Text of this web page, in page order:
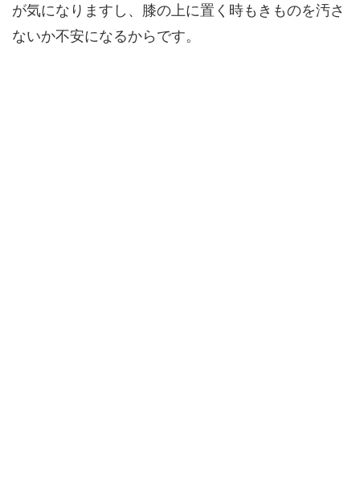
が気になりますし、膝の上に置く時もきものを汚さ
ないか不安になるからです。